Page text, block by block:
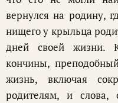
вернулся на родину,
нищего у крыльца
дней своей жизни.
кончины,
жизнь, включая
родителям, и